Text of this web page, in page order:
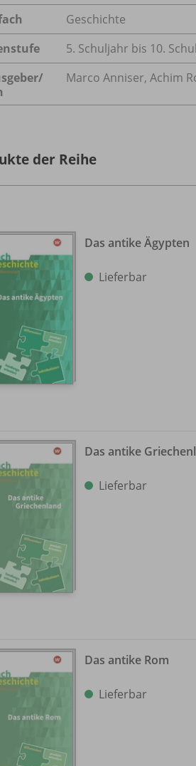
Geschichte
5. Schuljahr bis 10.
Marco Anniser, Achim
der Reihe
Das antike Ägypten
Lieferbar
Das antike
Lieferbar
Das antike Rom
Lieferbar